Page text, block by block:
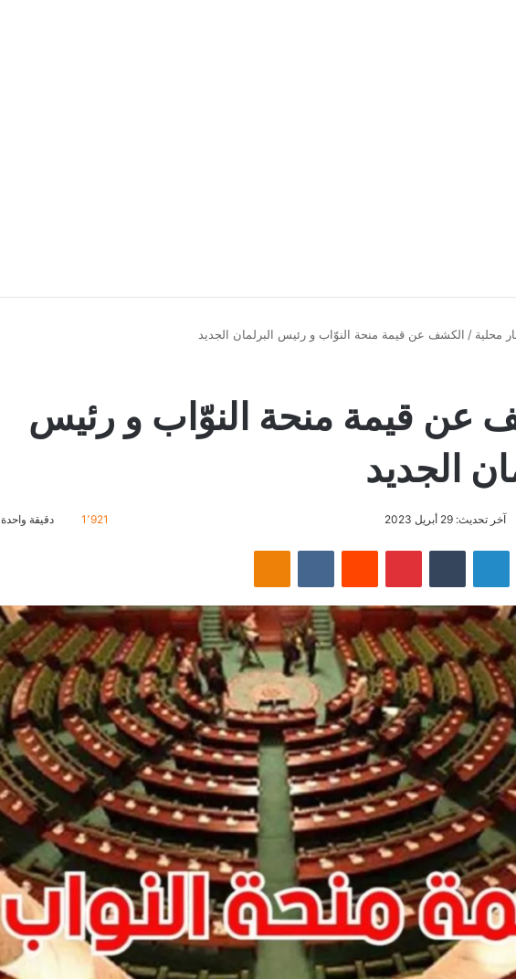
محلية / الكشف عن قيمة منحة النوّاب و رئيس البرلمان الجديد
عن قيمة منحة النوّاب و رئيس
الجديد
آخر تحديث: 29 أبريل 2023 1٬921 دقيقة واحدة
لينكدإن بينتيريست Odnoklassniki